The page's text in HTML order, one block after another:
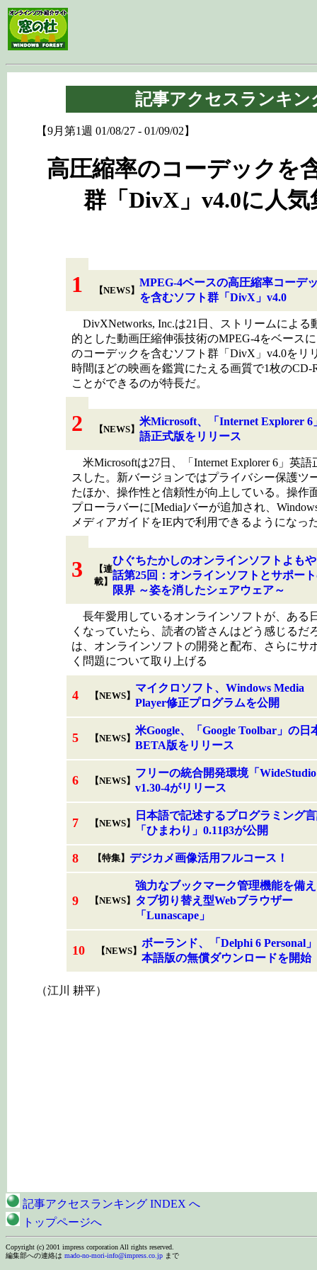
記事アクセスランキン
【9月第1週 01/08/27 - 01/09/02】
高圧縮率のコーデックを
群「DivX」v4.0に人
1 【NEWS】
MPEG-4ベースの高圧縮率コーデ
を含むソフト群「DivX」v4.0
DivXNetworks, Inc.は21日、ストリームによる
的とした動画圧縮伸張技術のMPEG-4をベース
のコーデックを含むソフト群「DivX」v4.0をリ
時間ほどの映画を鑑賞にたえる画質で1枚のCD-
ことができるのが特長だ。
2 【NEWS】
米Microsoft、「Internet Explorer 6
語正式版をリリース
米Microsoftは27日、「Internet Explorer 6」英
スした。新バージョンではプライバシー保護ツ
たほか、操作性と信頼性が向上している。操作
プローラバーに[Media]バーが追加され、
メディアガイドをIE内で利用できるようになっ
3
【連
載】
ひぐちたかしのオンラインソフトよも
話第25回：オンラインソフトとサポー
限界 ～姿を消したシェアウェア～
長年愛用しているオンラインソフトが、ある
くなっていたら、読者の皆さんはどう感じるだ
は、オンラインソフトの開発と配布、さらにサ
く問題について取り上げる
4 【NEWS】
マイクロソフト、Windows Media
Player修正プログラムを公開
5 【NEWS】
米Google、「Google Toolbar」の日
BETA版をリリース
6 【NEWS】
フリーの統合開発環境「
v1.30-4がリリース
7 【NEWS】
日本語で記述するプログラミング
「ひまわり」0.11β3が公開
8 【特集】 デジカメ画像活用フルコース！
9 【NEWS】
強力なブックマーク管理機能を備
タブ切り替え型Webブラウザー
「Lunascape」
10 【NEWS】
ボーランド、「Delphi 6 Personal
本語版の無償ダウンロードを開始
（江川 耕平）
記事アクセスランキング INDEX へ
トップページへ
Copyright (c) 2001 impress corporation All rights reserved.
編集部への連絡は mado-no-mori-info@impress.co.jp まで